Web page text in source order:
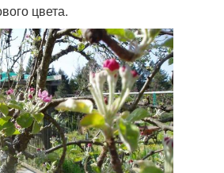
цвета.